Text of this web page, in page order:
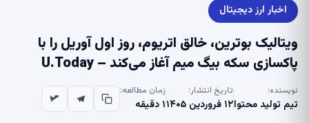
اخبار ارز دیجیتال
ویتالیک بوترین، خالق اتریوم، روز اول آوریل را با
پاکسازی سکه بیگ میم آغاز می‌کند – U.Today
نویسنده:
تیم تولید محتوا
تاریخ انتشار:
۱۲ فروردین ۱۴۰۵
زمان مطالعه:
۱ دقیقه